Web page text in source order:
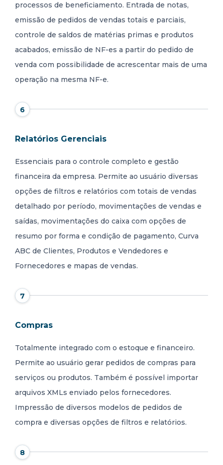
processos de beneficiamento. Entrada de notas,
emissão de pedidos de vendas totais e parciais,
controle de saldos de matérias primas e produtos
acabados, emissão de NF-es a partir do pedido de
venda com possibilidade de acrescentar mais de uma
operação na mesma NF-e.
6
Relatórios Gerenciais
Essenciais para o controle completo e gestão
financeira da empresa. Permite ao usuário diversas
opções de filtros e relatórios com totais de vendas
detalhado por período, movimentações de vendas e
saídas, movimentações do caixa com opções de
resumo por forma e condição de pagamento, Curva
ABC de Clientes, Produtos e Vendedores e
Fornecedores e mapas de vendas.
7
Compras
Totalmente integrado com o estoque e financeiro.
Permite ao usuário gerar pedidos de compras para
serviços ou produtos. Também é possível importar
arquivos XMLs enviado pelos fornecedores.
Impressão de diversos modelos de pedidos de
compra e diversas opções de filtros e relatórios.
8